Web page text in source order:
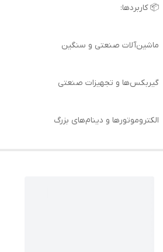
📦 کاربردها:
ماشین‌آلات صنعتی و سنگین
گیربکس‌ها و تجهیزات صنعتی
الکتروموتورها و دینام‌های بزرگ